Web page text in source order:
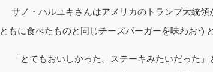
サノ・ハルユキさんはアメリカのトランプ大統領
ともに食べたものと同じチーズバーガーを味わおう
「とてもおいしかった。ステーキみたいだった